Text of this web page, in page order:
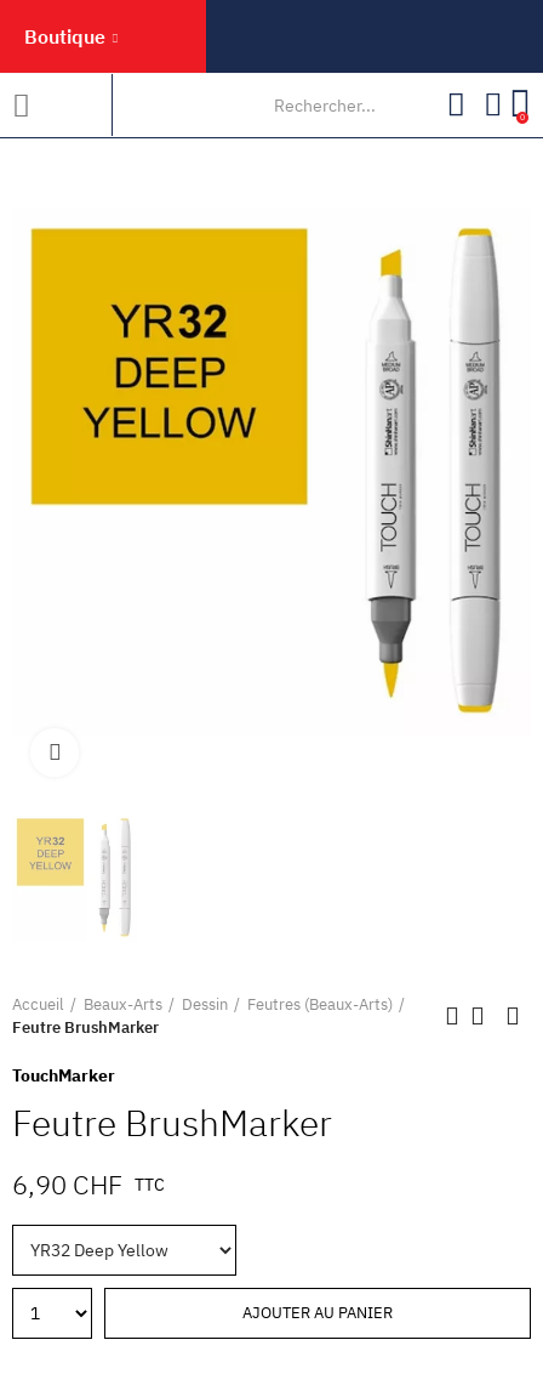
Boutique
0
Accueil Beaux-Arts Dessin
Feutres (Beaux-Arts)
Feutre BrushMarker
TouchMarker
Feutre BrushMarker
6,90 CHF TTC
AJOUTER AU PANIER